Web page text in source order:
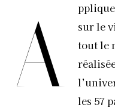
A
sur le
tout le
les 57